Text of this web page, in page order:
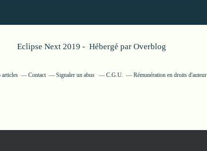
Eclipse Next 2019 - Hébergé par Overblog
articles Contact Signaler un abus C.G.U. Rémunération en droits d'auteur